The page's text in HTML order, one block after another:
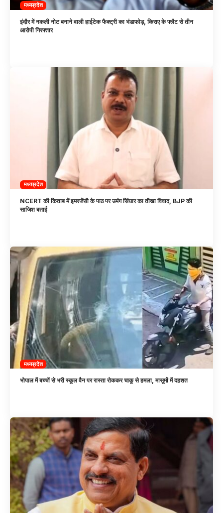
मध्यप्रदेश
इंदौर में नकली नोट बनाने वाली हाईटेक फैक्ट्री का भंडाफोड़, किराए के फ्लैट से तीन
आरोपी गिरफ्तार
मध्यप्रदेश
NCERT की किताब में इमरजेंसी के पाठ पर उमंग सिंघार का तीखा विवाद, BJP की
साजिश बताई
मध्यप्रदेश
भोपाल में बच्चों से भरी स्कूल वैन पर रास्ता रोककर चाकू से हमला, मासूमों में दहशत